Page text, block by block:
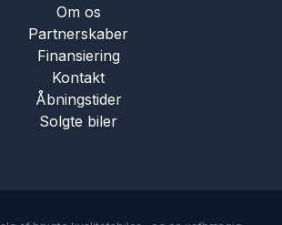
Om os
Partnerskaber
Finansiering
Kontakt
Åbningstider
Solgte biler